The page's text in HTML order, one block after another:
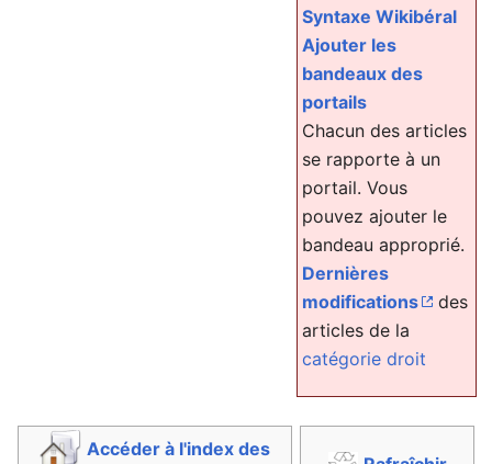
Syntaxe Wikibéral
Ajouter les
bandeaux des
portails
Chacun des articles
se rapporte à un
portail. Vous
pouvez ajouter le
bandeau approprié.
Dernières
modifications
des
articles de la
catégorie droit
Accéder à l'index des